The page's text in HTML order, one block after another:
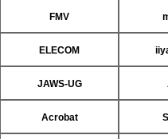
FMV
ELECOM
JAWS-UG
Acrobat